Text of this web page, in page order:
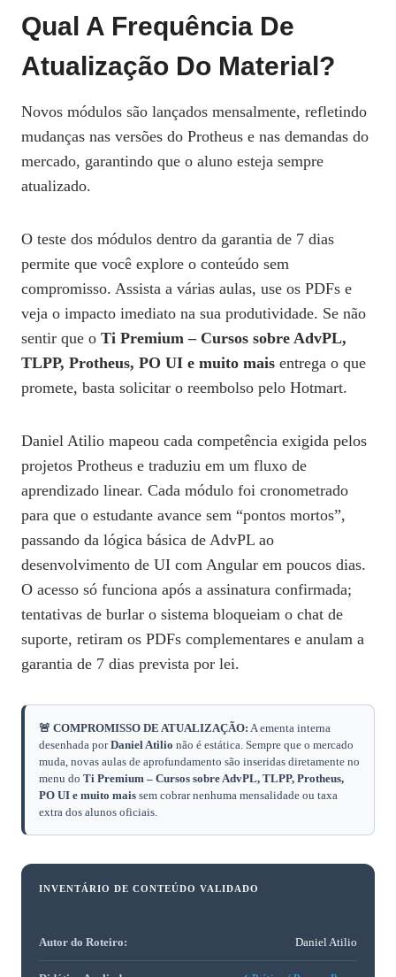
Qual A Frequência De
Atualização Do Material?
Novos módulos são lançados mensalmente, refletindo
mudanças nas versões do Protheus e nas demandas do
mercado, garantindo que o aluno esteja sempre
atualizado.
O teste dos módulos dentro da garantia de 7 dias
permite que você explore o conteúdo sem
compromisso. Assista a várias aulas, use os PDFs e
veja o impacto imediato na sua produtividade. Se não
sentir que o Ti Premium – Cursos sobre AdvPL,
TLPP, Protheus, PO UI e muito mais entrega o que
promete, basta solicitar o reembolso pelo Hotmart.
Daniel Atilio mapeou cada competência exigida pelos
projetos Protheus e traduziu em um fluxo de
aprendizado linear. Cada módulo foi cronometrado
para que o estudante avance sem “pontos mortos”,
passando da lógica básica de AdvPL ao
desenvolvimento de UI com Angular em poucos dias.
O acesso só funciona após a assinatura confirmada;
tentativas de burlar o sistema bloqueiam o chat de
suporte, retiram os PDFs complementares e anulam a
garantia de 7 dias prevista por lei.
🚨 COMPROMISSO DE ATUALIZAÇÃO: A ementa interna
desenhada porDaniel Atilio não é estática. Sempre que o mercado
muda, novas aulas de aprofundamento são inseridas diretamente no
menu do Ti Premium – Cursos sobre AdvPL, TLPP, Protheus,
PO UI e muito mais sem cobrar nenhuma mensalidade ou taxa
extra dos alunos oficiais.
INVENTÁRIO DE CONTEÚDO VALIDADO
Autor do Roteiro: Daniel Atilio